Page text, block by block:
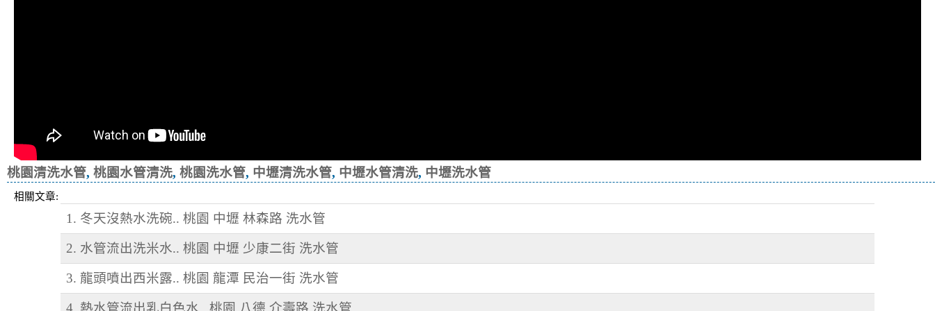
桃園清洗水管, 桃園水管清洗, 桃園洗水管, 中壢清洗水管, 中壢水管清洗, 中壢洗水管
相關文章:
1. 冬天沒熱水洗碗.. 桃園 中壢 林森路 洗水管
2. 水管流出洗米水.. 桃園 中壢 少康二街 洗水管
3. 龍頭噴出西米露.. 桃園 龍潭 民治一街 洗水管
4. 熱水管流出乳白色水.. 桃園 八德 介壽路 洗水管